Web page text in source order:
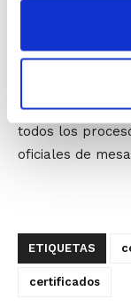
árbitros y
La FBCV
herramientas
todos los
oficiales de
ETIQUETAS
certificados